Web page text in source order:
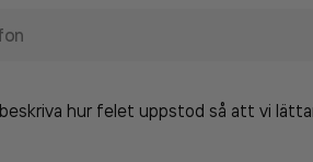
hur felet uppstod så att vi